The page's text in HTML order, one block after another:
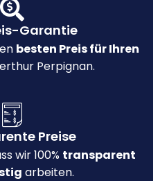
Garantie
besten Preis für Ihren
Perpignan.
Preise
wir 100% transparent
arbeiten.